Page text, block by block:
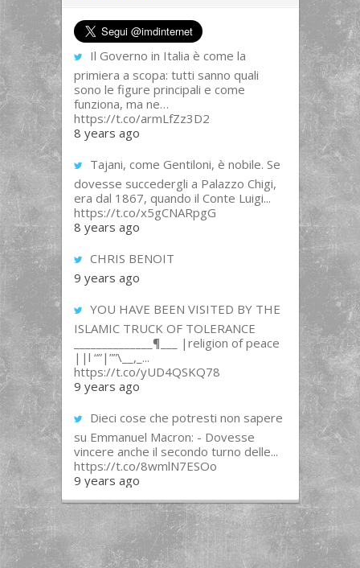
Il Governo in Italia è come la
primiera a scopa: tutti sanno quali
sono le figure principali e come
funziona, ma ne…
https://t.co/armLfZz3D2
8 years ago
Tajani, come Gentiloni, è nobile. Se
dovesse succedergli a Palazzo Chigi,
era dal 1867, quando il Conte Luigi...
https://t.co/x5gCNARpgG
8 years ago
CHRIS BENOIT
9 years ago
YOU HAVE BEEN VISITED BY THE
ISLAMIC TRUCK OF TOLERANCE
______________¶___ |religion of peace
||l “”|””\__,_...
https://t.co/yUD4QSKQ78
9 years ago
Dieci cose che potresti non sapere
su Emmanuel Macron: - Dovesse
vincere anche il secondo turno delle...
https://t.co/8wmlN7ESOo
9 years ago